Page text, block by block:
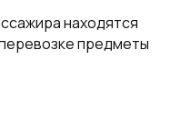
находятся
предметы